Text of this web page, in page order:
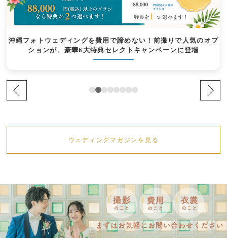
沖縄フォトウェディングを費用で諦めない！前撮りで人気のオプ
ションが、豪華6大特典セレクトキャンペーンに登場
ウェディングマガジンを見る